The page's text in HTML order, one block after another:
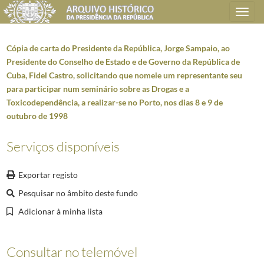
Toggle
navigation
Plano de classificação
Presidência da República
1906/2008-05-09
5973
Cartas assinadas pelo Presidente da República, Jorge Sampaio
000155Cópia de carta do Presidente da República, Jorge Sampaio, ao
000156
Cópia de carta do Presidente da República, Jorge Sampaio, ao
000159Cópia de carta do Presidente da República, Jorge Sampaio, ao
Cópia de carta do Presidente da República, Jorge Sampaio, ao
Presidente do Conselho de Estado e de Governo da República de
Cuba, Fidel Castro, solicitando que nomeie um representante seu
para participar num seminário sobre as Drogas e a
Toxicodependência, a realizar-se no Porto, nos dias 8 e 9 de
outubro de 1998
Serviços disponíveis
Exportar registo
Pesquisar no âmbito deste fundo
Adicionar à minha lista
Consultar no telemóvel